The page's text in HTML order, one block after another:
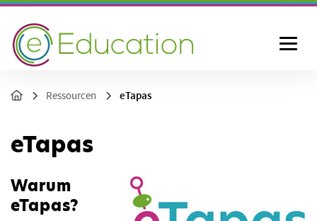
Ressourcen eTapas
eTapas
Warum
eTapas?